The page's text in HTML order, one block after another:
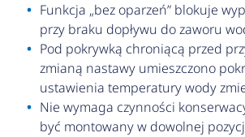
Funkcja „bez oparzeń” blokuje
przy braku dopływu do zaworu
Pod pokrywką chroniącą przed
zmianą nastawy umieszczono
ustawienia temperatury wody
Nie wymaga czynności
być montowany w dowolnej